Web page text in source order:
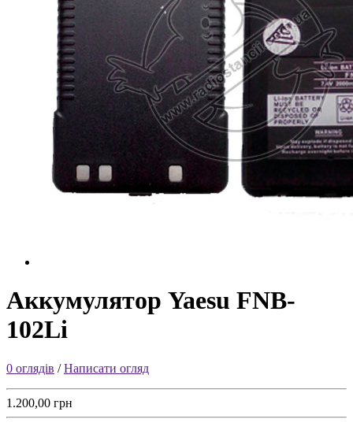
Аккумулятор Yaesu FNB-
102Li
0 оглядів /Написати огляд
1.200,00 грн